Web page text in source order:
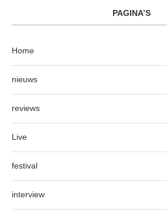
PAGINA’S
Home
nieuws
reviews
Live
festival
interview